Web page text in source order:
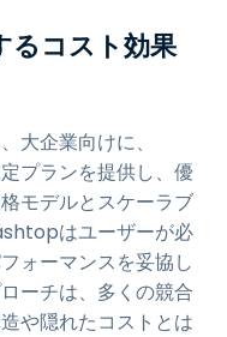
るコスト効果
大企業向けに、
プランを提供し、優
モデルとスケーラブ
はユーザーが必
ォーマンスを妥協し
ーチは、多くの競合
や隠れたコストとは